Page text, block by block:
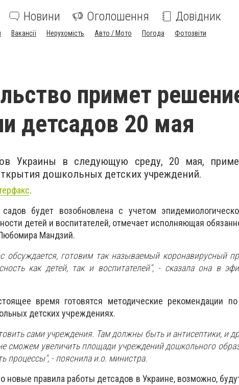
Новини Оголошення Довідник
Вакансії Нерухомість Авто / Мото Погода Фотозвіти
примет
детсадов 20 мая
Украины в следующую среду, 20 мая,
дошкольных детских учреждений.
.
садов будет возобновлена с учетом
детей и воспитателей, отмечает исполняющая
Мандзий.
обсуждается, готовим так называемый коронавирусный
как детей, так и воспитателей", - сказала она в
время готовятся методические рекомендации
детских учреждениях.
сами учреждения. Там должны быть и антисептики, и
сможем увеличить площади учреждений дошкольного
процессы", - пояснила и.о. министра.
новые правила работы детсадов в Украине, возможно,